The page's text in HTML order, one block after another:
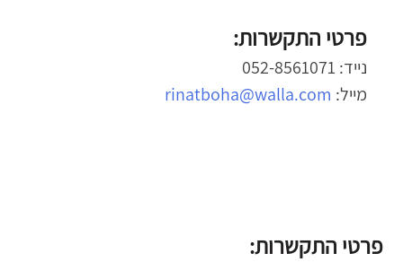
פרטי התקשרות:
נייד: 052-8561071
מייל: rinatboha@walla.com
פרטי התקשרות: